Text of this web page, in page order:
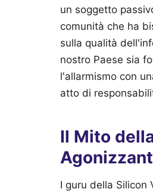
un soggetto
comunità che ha
sulla qualità
nostro Paese sia
l'allarmismo con
atto di
Il Mito
I guru della Silicon